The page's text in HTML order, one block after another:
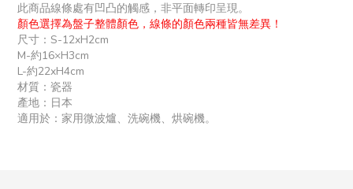
此商品線條處有凹凸的觸感，非平面轉印呈現。
顏色選擇為盤子整體顏色，線條的顏色兩種皆無差異！
尺寸：S-12xH2cm
M-約16×H3cm
L-約22xH4cm
材質：瓷器
產地：日本
適用於：家用微波爐、洗碗機、烘碗機。